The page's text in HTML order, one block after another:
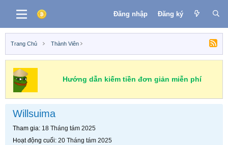
Đăng nhập Đăng ký
Trang Chủ Thành Viên
Hướng dẫn kiếm tiền đơn giản miễn phí
Willsuima
Tham gia 18 Tháng tám 2025
Hoạt động cuối 20 Tháng tám 2025